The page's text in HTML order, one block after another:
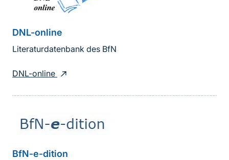
DNL-online
Literaturdatenbank des BfN
DNL-online
BfN-e-dition